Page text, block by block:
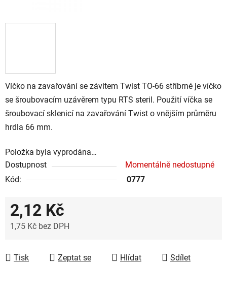
Víčko na zavařování se závitem Twist TO-66 stříbrné je víčko
se šroubovacím uzávěrem typu RTS steril. Použití víčka se
šroubovací sklenicí na zavařování Twist o vnějším průměru
hrdla 66 mm.
Položka byla vyprodána…
Dostupnost
Momentálně nedostupné
Kód:
0777
2,12 Kč
1,75 Kč bez DPH
Tisk
Zeptat se Hlídat Sdílet